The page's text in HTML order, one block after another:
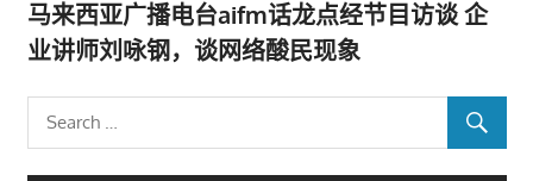
马来西亚广播电台aifm话龙点经节目访谈 企
业讲师刘咏钢，谈网络酸民现象